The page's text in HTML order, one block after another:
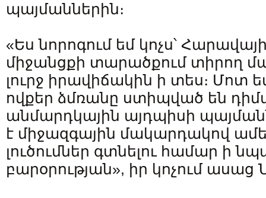
պայմաններին։
«Ես նորոգում եմ կոչս՝
միջանցքի տարածքում տիրող
լուրջ իրավիճակին ի տես։ Մոտ
ովքեր ձմռանը ստիպված են
անմարդկային այդպիսի
է միջազգային մակարդակով
լուծումներ գտնելու համար ի
բարօրության», իր կոչում ասաց